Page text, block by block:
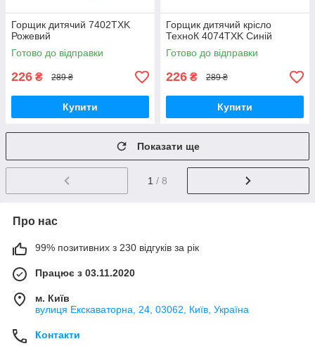
Горщик дитячий 7402TXK
Рожевий
Готово до відправки
226 ₴ 289 ₴
Купити
Горщик дитячий крісло
ТехноК 4074TXK Синій
Готово до відправки
226 ₴ 289 ₴
Купити
Показати ще
1 / 8
Про нас
99% позитивних з 230 відгуків за рік
Працює з 03.11.2020
м. Київ
вулиця Екскаваторна, 24, 03062, Київ, Україна
Контакти